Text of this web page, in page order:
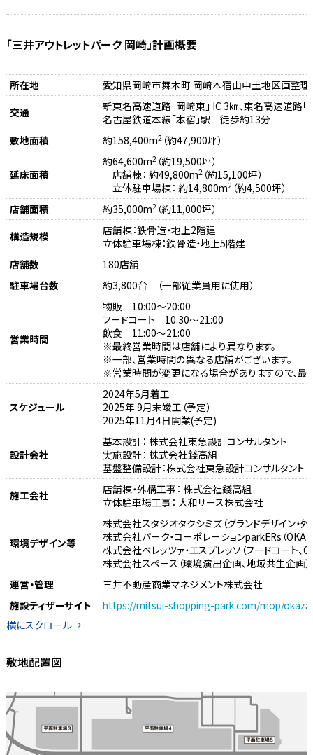
「三井アウトレットパーク 岡崎」計画概要
所在地
愛知県岡崎市舞木町 岡崎本宿山中土地区画整
交通
新東名高速道路「岡崎東」 IC 3㎞、東名高速道路「
名古屋鉄道本線「本宿」駅 徒歩約13分
敷地面積
約158,400m2（約47,900坪）
延床面積
約64,600m2（約19,500坪）
店舗棟： 約49,800m2（約15,100坪）
立体駐車場棟： 約14,800m2（約4,500坪）
店舗面積
約35,000m2（約11,000坪）
構造規模
店舗棟：鉄骨造・地上2階建
立体駐車場棟：鉄骨造・地上5階建
店舗数
180店舗
駐車場台数
約3,800台 （一部従業員用に使用）
営業時間
物販 10:00～20:00
フードコート 10:30～21:00
飲食 11:00～21:00
※最終営業時間は店舗により異なります。
※一部、営業時間の異なる店舗がございます。
※営業時間が変更になる場合がありますので、最
スケジュール
2024年5月着工
2025年 9月末竣工（予定）
2025年11月4日開業(予定)
設計会社
基本設計： 株式会社東急設計コンサルタント
実施設計： 株式会社錢高組
基盤整備設計：株式会社東急設計コンサルタント
施工会社
店舗棟・外構工事： 株式会社錢高組
立体駐車場工事： 大和リース株式会社
環境デザイン等
株式会社スタジオタクシミズ（グランドデザイン・外
株式会社パーク・コーポレーションparkERs（
株式会社ベレッツァ・エスプレッソ（フードコート
株式会社スペース（環境演出企画、地域共生企画）
運営・管理
三井不動産商業マネジメント株式会社
施設ティザーサイト
https://mitsui-shopping-park.com/mop/
敷地配置図